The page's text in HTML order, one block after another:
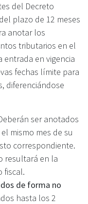
del Decreto
plazo de 12 meses
anotar los
tributarios en el
entrada en vigencia
fechas límite para
diferenciándose
ser anotados
mismo mes de su
correspondiente.
resultará en la
fiscal.
de forma no
hasta los 2